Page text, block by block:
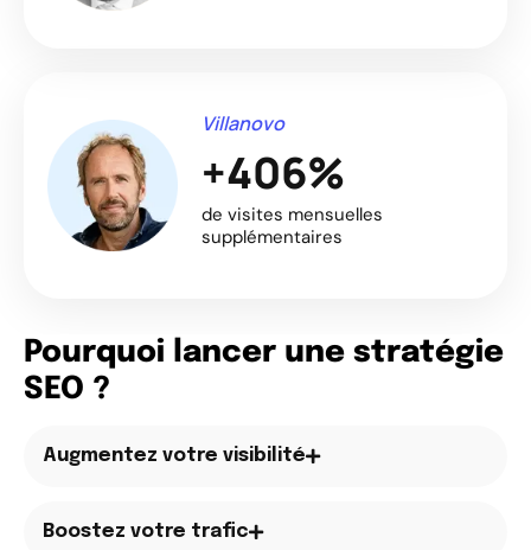
Villanovo
+406%
de visites mensuelles
supplémentaires
Pourquoi lancer une stratégie
SEO ?
Augmentez votre visibilité
Boostez votre trafic